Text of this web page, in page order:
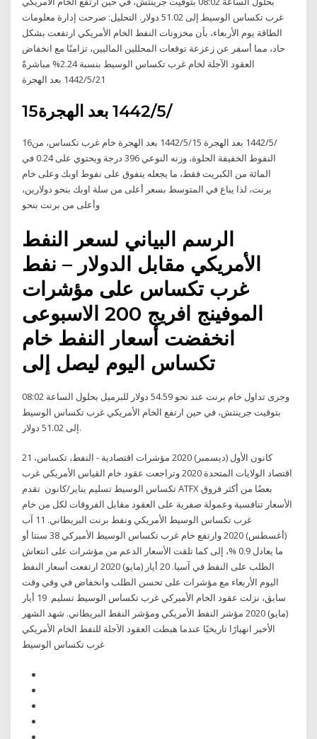
غرب تكساس الوسيط إلى 51.02 دولار. التحليل: صرحت إدارة معلومات
الطاقة يوم الأربعاء، بأن مخزونات النفط الخام الأمريكي ارتفعت بشكل
حاد، مما أسفر عن زعزعة توقعات المحللين الماليين، تزامنًا مع انخفاض
العقود الآجلة لخام غرب تكساس الوسيط بنسبة 2.24% مباشرةً
21‏‏/5‏‏/1442 بعد الهجرة
15‏‏/5‏‏/1442 بعد الهجرة
16‏‏/5‏‏/1442 بعد الهجرة 15‏‏/5‏‏/1442 بعد الهجرة خام غرب تكساس، من
النفوط الخفيفة الحلوة، وزنه النوعي 396 درجة ويحتوي على 0.24 في
المائة من الكبريت فقط، ما يجعله يتفوق على نفوط اوبك وعلى خام
برنت، لذا يباع في المتوسط بسعر أعلى من سلة اوبك بنحو دولارين،
وأعلى من برنت بنحو
الرسم البياني لسعر النفط
الأمريكي مقابل الدولار – نفط
غرب تكساس على مؤشرات
الموفينج افريج 200 الاسبوعى
انخفضت أسعار النفط خام
وجرى تداول خام برنت عند نحو 54.59 دولار للبرميل بحلول الساعة 08:02
بتوقيت جرينتش، في حين ارتفع الخام الأمريكي غرب تكساس الوسيط
إلى 51.02 دولار.
21 كانون الأول (ديسمبر) 2020 مؤشرات اقتصادية - النفط، تكساس،
اقتصاد الولايات المتحدة 2020 وتراجعت عقود خام القياس الأمريكي غرب
تكساس الوسيط تسليم يناير/كانون تقدم ATFX بعضًا من أكثر فروق
الأسعار تنافسية وعمولة صفرية على العقود مقابل الفروقات لكل من خام
غرب تكساس الوسيط الأمريكي ونفط برنت البريطاني. 11 آب
(أغسطس) 2020 وارتفع خام غرب تكساس الوسيط الأميركي 38 سنتا أو
ما يعادل 0.9 %، إلى كما تلقت الأسعار الدعم من مؤشرات على انتعاش
الطلب على النفط في آسيا. 20 أيار (مايو) 2020 ارتفعت أسعار النفط
اليوم الأربعاء مع مؤشرات على تحسن الطلب وانخفاض في وفي وقت
سابق، نزلت عقود الخام الأميركي غرب تكساس الوسيط تسليم 19 أيار
(مايو) 2020 مؤشر النفط الأمريكي ومؤشر النفط البريطاني. شهد الشهر
الأخير انهيارًا تاريخيًا عندما هبطت العقود الآجلة للنفط الخام الأمريكي